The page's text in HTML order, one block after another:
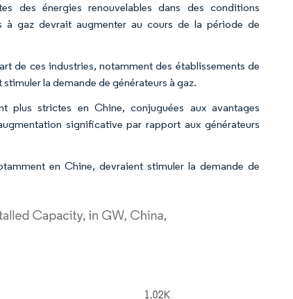
des énergies renouvelables dans des conditions
à gaz devrait augmenter au cours de la période de
de ces industries, notamment des établissements de
la demande de générateurs à gaz.
plus strictes en Chine, conjuguées aux avantages
significative par rapport aux générateurs
en Chine, devraient stimuler la demande de